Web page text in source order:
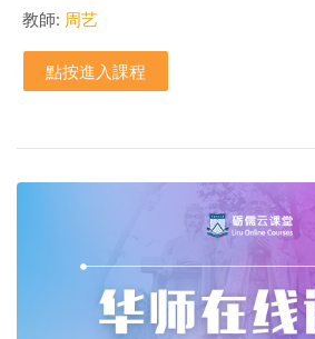
教師: 周艺
點按進入課程